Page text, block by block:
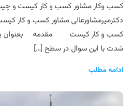
کسب وکار مشاور کسب و کار کیست و
دکترمیرمشاورعالی مشاور کسب و کار
کسب و کار کیست مقدمه بعنوان
شدت با این سوال در سطح […]
ادامه مطلب